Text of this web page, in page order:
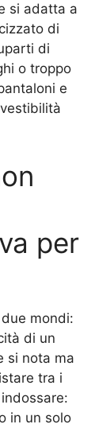
si adatta a
di
di
o troppo
e
per
mondi:
di un
si nota ma
tra i
in un solo